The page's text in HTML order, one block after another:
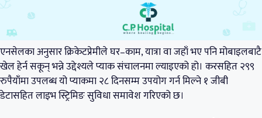
एनसेलका अनुसार क्रिकेटप्रेमीले घर–काम, यात्रा वा जहाँ भए पनि मोबाइलबाटै
खेल हेर्न सकून् भन्ने उद्देश्यले प्याक संचालनमा ल्याइएको हो। करसहित २९९
रुपैयाँमा उपलब्ध यो प्याकमा २८ दिनसम्म उपयोग गर्न मिल्ने १ जीबी
डेटासहित लाइभ स्ट्रिमिङ सुविधा समावेश गरिएको छ।